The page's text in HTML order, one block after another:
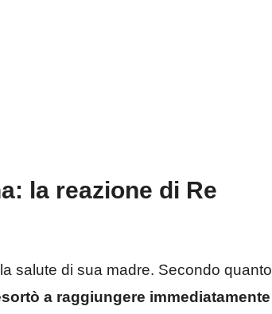
la reazione di Re
salute di sua madre. Secondo quanto
a raggiungere immediatamente